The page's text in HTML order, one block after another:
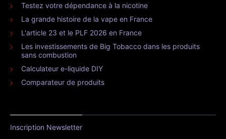
Testez votre dépendance à la nicotine
La grande histoire de la vape en France
L'article 23 et le PLF 2026 en France
Les investissements de Big Tobacco dans les produits
sans combustion
Calculateur e-liquide DIY
Comparateur de produits
Inscription Newsletter